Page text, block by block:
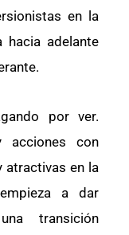
en la
hacia adelante
por ver.
acciones con
atractivas en la
a dar
transición